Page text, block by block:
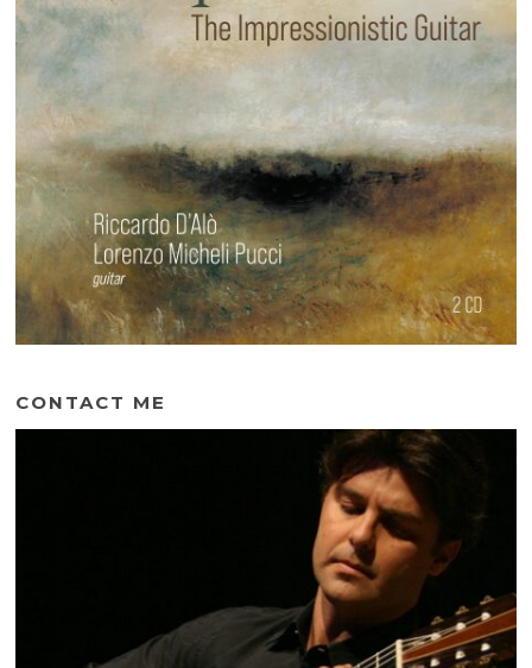
CONTACT ME